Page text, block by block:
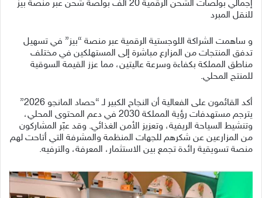
إجمالي بولصات الشحن الرقمية 20 ألف بولصة شحن عبر منصة بيز
للنقل المبرد
و ساهمت الشراكة اللوجستية الرقمية عبر منصة “بيز” في تسهيل
تدفق المنتجات من المزارع مباشرة إلى المستهلكين في مختلف
مناطق المملكة بكفاءة وسرعة عاليتين، مما عزز القيمة السوقية
للمنتج المحلي.
أكد القائمون على الفعالية أن النجاح الكبير لـ “حصاد المانجو 2026”
يترجم مستهدفات رؤية المملكة 2030 في دعم المحتوى المحلي،
وتنشيط السياحة الريفية، وتعزيز الأمن الغذائي. وقد عبّر المشاركون
من المزارعين عن شكرهم للجهات المنظمة والمشرفة التي أتاحت لهم
منصة تسويقية رائدة تجمع بين الاستثمار، المعرفة، والترفيه.